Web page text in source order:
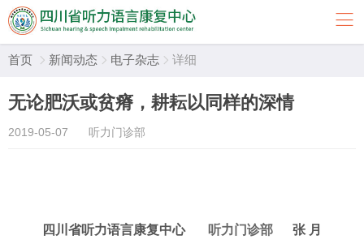
首页  新闻动态  电子杂志  详细
无论肥沃或贫瘠，耕耘以同样的深情
2019-05-07 听力门诊部
四川省听力语言康复中心 听力门诊部 张 月